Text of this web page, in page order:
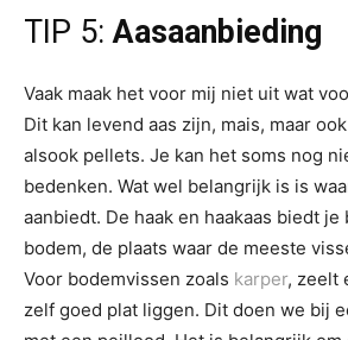
TIP 5:Aasaanbieding
Vaak maak het voor mij niet uit wat
Dit kan levend aas zijn, mais, maar
alsook pellets. Je kan het soms nog
bedenken. Wat wel belangrijk is is
aanbiedt. De haak en haakaas biedt je
bodem, de plaats waar de meeste
Voor bodemvissen zoals karper, zeelt
zelf goed plat liggen. Dit doen we bij